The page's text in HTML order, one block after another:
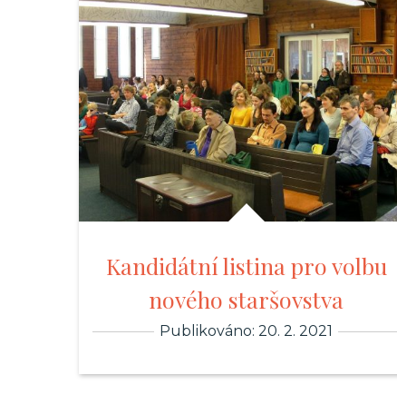
Kandidátní listina pro volbu
nového staršovstva
Publikováno: 20. 2. 2021